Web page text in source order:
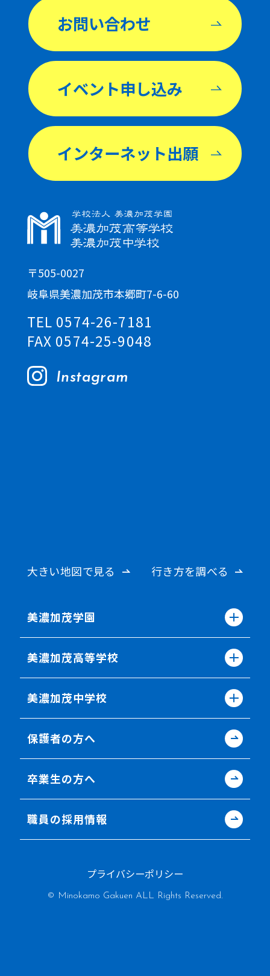
お問い合わせ
イベント申し込み
インターネット出願
〒505-0027
岐阜県美濃加茂市本郷町7-6-60
TEL 0574-26-7181
FAX 0574-25-9048
Instagram
大きい地図で見る 行き方を調べる
美濃加茂学園
美濃加茂高等学校
美濃加茂中学校
保護者の方へ
卒業生の方へ
職員の採用情報
プライバシーポリシー
© Minokamo Gakuen ALL Rights Reserved.